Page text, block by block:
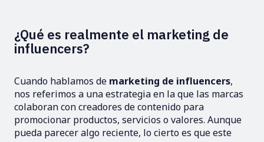
¿Qué es realmente el marketing de
influencers?
Cuando hablamos de marketing de influencers,
nos referimos a una estrategia en la que las marcas
colaboran con creadores de contenido para
promocionar productos, servicios o valores. Aunque
pueda parecer algo reciente, lo cierto es que este